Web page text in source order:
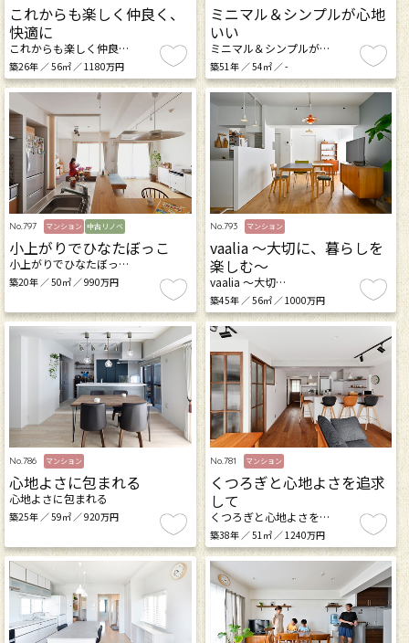
これからも楽しく仲良く、
快適に
これからも楽しく仲良…
築26年 ／ 56㎡ ／ 1180万円
ミニマル＆シンプルが心地
いい
ミニマル＆シンプルが…
築51年 ／ 54㎡ ／ -
No.797 マンション 中古リノベ
小上がりでひなたぼっこ
小上がりでひなたぼっ…
築20年 ／ 50㎡ ／ 990万円
No.793 マンション
vaalia ～大切に、暮らしを
楽しむ～
vaalia ～大切…
築45年 ／ 56㎡ ／ 1000万円
No.786 マンション
心地よさに包まれる
心地よさに包まれる
築25年 ／ 59㎡ ／ 920万円
No.781 マンション
くつろぎと心地よさを追求
して
くつろぎと心地よさを…
築38年 ／ 51㎡ ／ 1240万円